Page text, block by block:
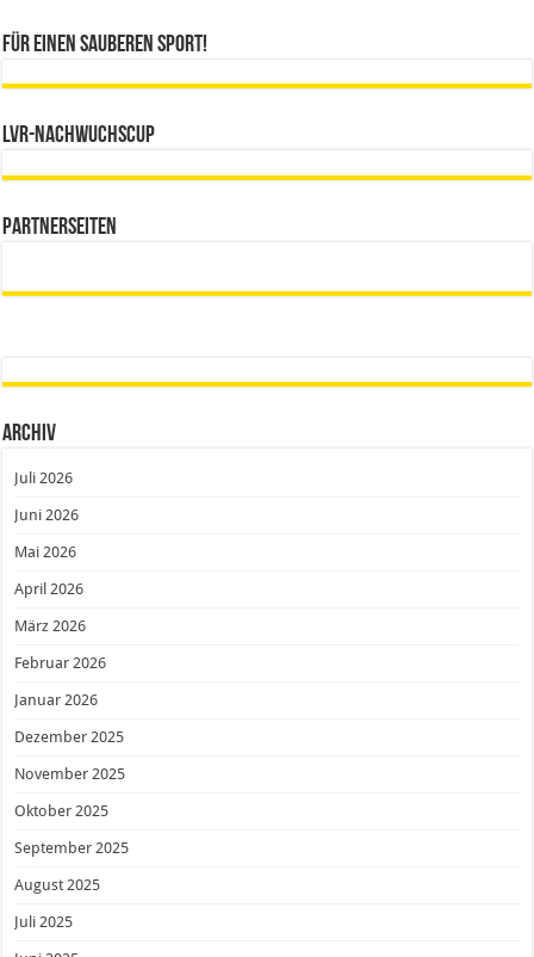
Für einen sauberen Sport!
LVR-Nachwuchscup
Partnerseiten
Archiv
Juli 2026
Juni 2026
Mai 2026
April 2026
März 2026
Februar 2026
Januar 2026
Dezember 2025
November 2025
Oktober 2025
September 2025
August 2025
Juli 2025